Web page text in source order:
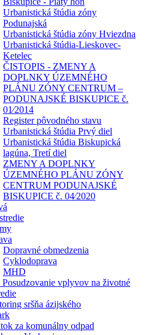
Urbanistická štúdia zóny
Podunajská
Urbanistická štúdia zóny Hviezdna
Urbanistická štúdia-Lieskovec-
Ketelec
ČISTOPIS - ZMENY A
DOPLNKY ÚZEMNÉHO
PLÁNU ZÓNY CENTRUM –
PODUNAJSKÉ BISKUPICE č.
01⁄2014
Register pôvodného stavu
Urbanistická štúdia Prvý diel
Urbanistická štúdia Biskupická
lagúna, Tretí diel
ZMENY A DOPLNKY
ÚZEMNÉHO PLÁNU ZÓNY
CENTRUM PODUNAJSKÉ
BISKUPICE č. 04⁄2020
Dopravné obmedzenia
Cyklodoprava
MHD
vplyvov na životné
sršňa ázijského
za komunálny odpad